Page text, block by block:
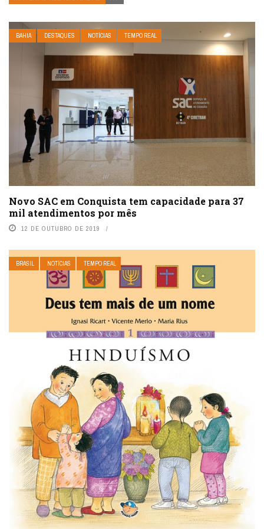
BAHIA DESTAQUES NOTÍCIAS TEMPO REAL
Novo SAC em Conquista tem capacidade para 37
mil atendimentos por mês
12 DE OUTUBRO DE 2019
BRASIL NOTÍCIAS TEMPO REAL